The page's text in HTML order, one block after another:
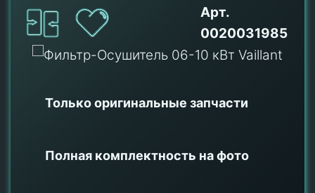
Арт.
0020031985
Только оригинальные запчасти
Полная комплектность на фото